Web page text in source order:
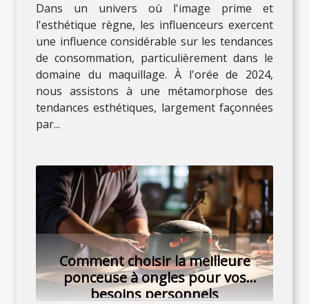
Dans un univers où l'image prime et
l'esthétique règne, les influenceurs exercent
une influence considérable sur les tendances
de consommation, particulièrement dans le
domaine du maquillage. À l'orée de 2024,
nous assistons à une métamorphose des
tendances esthétiques, largement façonnées
par...
Comment choisir la meilleure
ponceuse à ongles pour vos
besoins personnels